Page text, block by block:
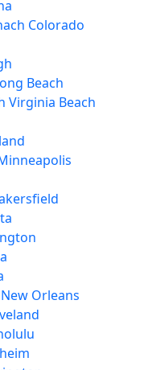
Colorado
Beach
Virginia Beach
Orleans